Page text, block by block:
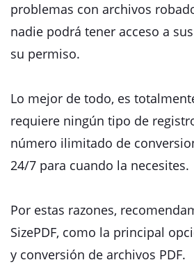
problemas con archivos
nadie podrá tener acceso a
su permiso.
Lo mejor de todo, es
requiere ningún tipo de
número ilimitado de
24/7 para cuando la necesites.
Por estas razones,
SizePDF, como la principal
y conversión de archivos PDF.